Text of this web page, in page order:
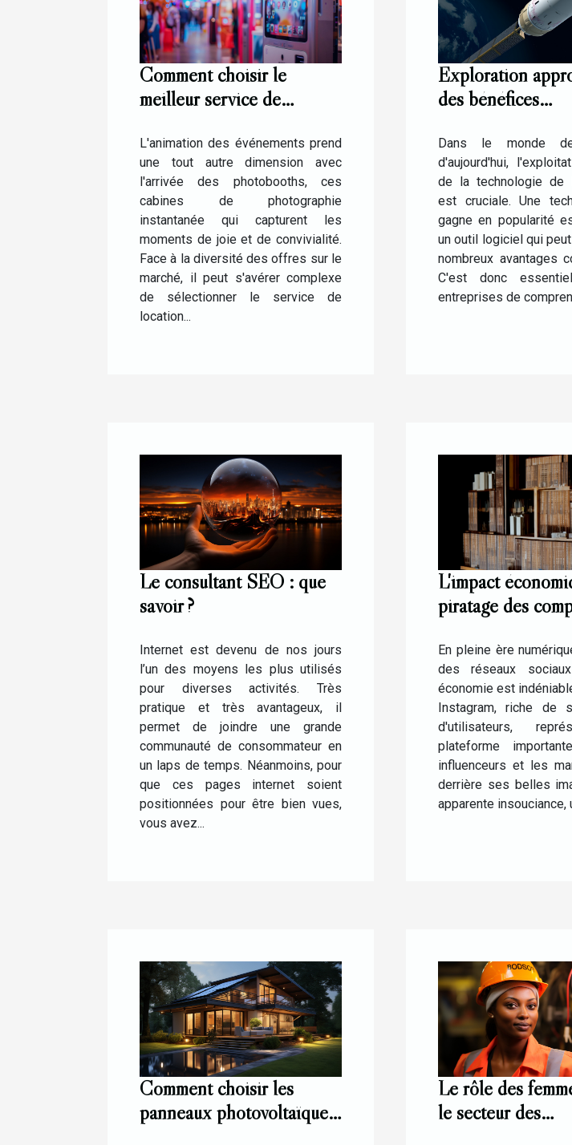
Comment choisir le
meilleur service de
pour vos événements
L'animation des événements prend
une tout autre dimension avec
l'arrivée des photobooths, ces
cabines de photographie
instantanée qui capturent les
moments de joie et de convivialité.
Face à la diversité des offres sur le
marché, il peut s'avérer complexe
de sélectionner le service de
location...
Exploration
des bénéfices
l'utilisation de e-
Dans le monde
d'aujourd'hui,
de la technologie de
est cruciale. Une
gagne en popularité
un outil logiciel qui
nombreux avantages
C'est donc
entreprises de
Le consultant SEO : que
savoir ?
Internet est devenu de nos jours
l’un des moyens les plus utilisés
pour diverses activités. Très
pratique et très avantageux, il
permet de joindre une grande
communauté de consommateur en
un laps de temps. Néanmoins, pour
que ces pages internet soient
positionnées pour être bien vues,
vous avez...
L'impact
piratage des
influenceurs
En pleine ère
des réseaux
économie est
Instagram, riche de
d'utilisateurs,
plateforme
influenceurs et les
derrière ses belles
apparente insouciance,
Comment choisir les
panneaux photovoltaïques
Le rôle des
le secteur des